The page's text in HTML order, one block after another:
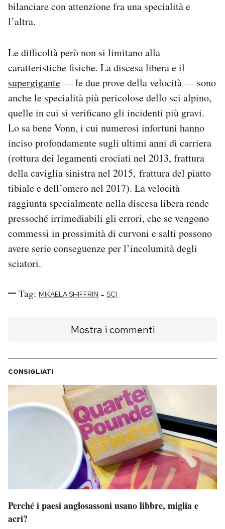
bilanciare con attenzione fra una specialità e
l’altra.
Le difficoltà però non si limitano alla
caratteristiche fisiche. La discesa libera e il
supergigante— le due prove della velocità — sono
anche le specialità più pericolose dello sci alpino,
quelle in cui si verificano gli incidenti più gravi.
Lo sa bene Vonn, i cui numerosi infortuni hanno
inciso profondamente sugli ultimi anni di carriera
(rottura dei legamenti crociati nel 2013, frattura
della caviglia sinistra nel 2015, frattura del piatto
tibiale e dell’omero nel 2017). La velocità
raggiunta specialmente nella discesa libera rende
pressoché irrimediabili gli errori, che se vengono
commessi in prossimità di curvoni e salti possono
avere serie conseguenze per l’incolumità degli
sciatori.
Tag: MIKAELA SHIFFRIN - SCI
Mostra i commenti
CONSIGLIATI
Perché i paesi anglosassoni usano libbre, miglia e
acri?